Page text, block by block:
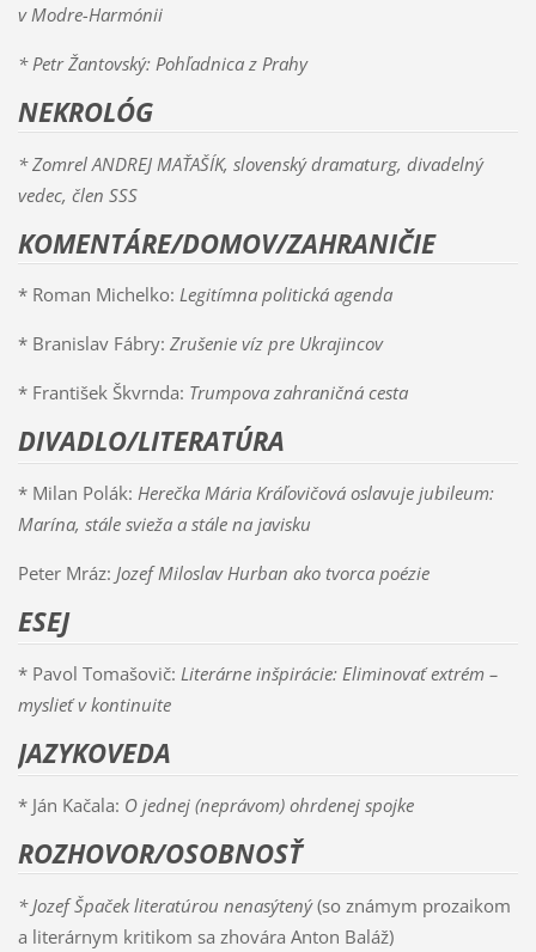
v Modre-Harmónii
* Petr Žantovský: Pohľadnica z Prahy
NEKROLÓG
* Zomrel ANDREJ MAŤAŠÍK, slovenský dramaturg, divadelný
vedec, člen SSS
KOMENTÁRE/DOMOV/ZAHRANIČIE
* Roman Michelko: Legitímna politická agenda
* Branislav Fábry: Zrušenie víz pre Ukrajincov
* František Škvrnda: Trumpova zahraničná cesta
DIVADLO/LITERATÚRA
* Milan Polák: Herečka Mária Kráľovičová oslavuje jubileum:
Marína, stále svieža a stále na javisku
Peter Mráz: Jozef Miloslav Hurban ako tvorca poézie
ESEJ
* Pavol Tomašovič: Literárne inšpirácie: Eliminovať extrém –
myslieť v kontinuite
JAZYKOVEDA
* Ján Kačala: O jednej (neprávom) ohrdenej spojke
ROZHOVOR/OSOBNOSŤ
* Jozef Špaček literatúrou nenasýtený(so známym prozaikom
a literárnym kritikom sa zhovára Anton Baláž)